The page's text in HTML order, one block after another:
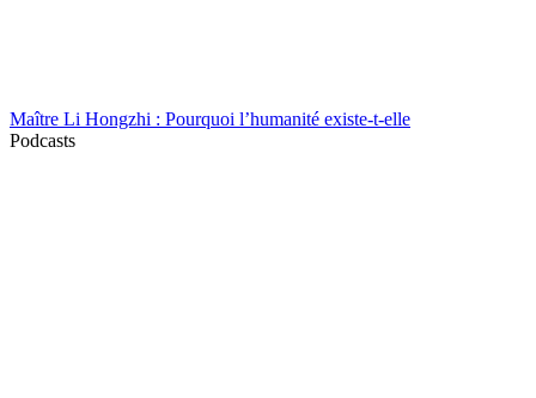
Maître Li Hongzhi : Pourquoi l’humanité existe-t-elle
Podcasts